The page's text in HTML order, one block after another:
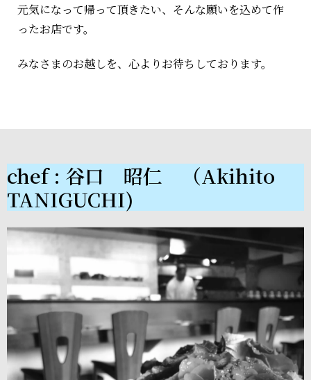
元気になって帰って頂きたい、そんな願いを込めて作
ったお店です。
みなさまのお越しを、心よりお待ちしております。
chef : 谷口 昭仁 （Akihito
TANIGUCHI)